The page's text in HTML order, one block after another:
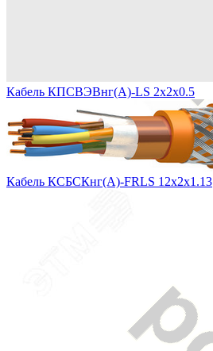
Кабель КПСВЭВнг(А)-LS 2х2х0.5
Кабель КСБСКнг(А)-FRLS 12х2х1.13